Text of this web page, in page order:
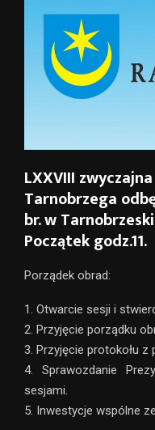
LXXVIII
Tarnobrzega
br. w
Początek godz.11.
Porządek obrad:
1. Otwarcie sesji i
2. Przyjęcie porządku
3. Przyjęcie protokołu z
4. Sprawozdanie
sesjami.
5. Inwestycje wspólne